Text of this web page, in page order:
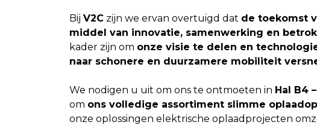
Bij V2Czijn we ervan overtuigd dat de toekomst
middel van innovatie, samenwerking en
kader zijn om onze visie te delen en
naar schonere en duurzamere mobiliteit
We nodigen u uit om ons te ontmoeten in Hal B4
om ons volledige assortiment slimme
onze oplossingen elektrische oplaadprojecten